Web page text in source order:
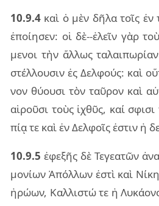
10.9.4 καὶ ὁ μὲν δῆλα τοῖς ἐν
ἐποί­η­σεν: οἱ δὲ--ἑλεῖν γὰρ
με­νοι τὴν ἄλ­λως
στέλ­λου­σιν ἐς Δελ­φούς: καὶ
νον θύ­ου­σι τὸν ταῦ­ρον καὶ
αἱ­ροῦ­σι τοὺς ἰχθῦς, καί
πίᾳ τε καὶ ἐν Δελ­φοῖς ἐστιν ἡ
10.9.5 ἐφε­ξῆς δὲ Τεγε­α­τῶν
μο­νί­ων Ἀπόλ­λων ἐστὶ καὶ
ἡρώ­ων, Καλ­λι­στώ τε ἡ